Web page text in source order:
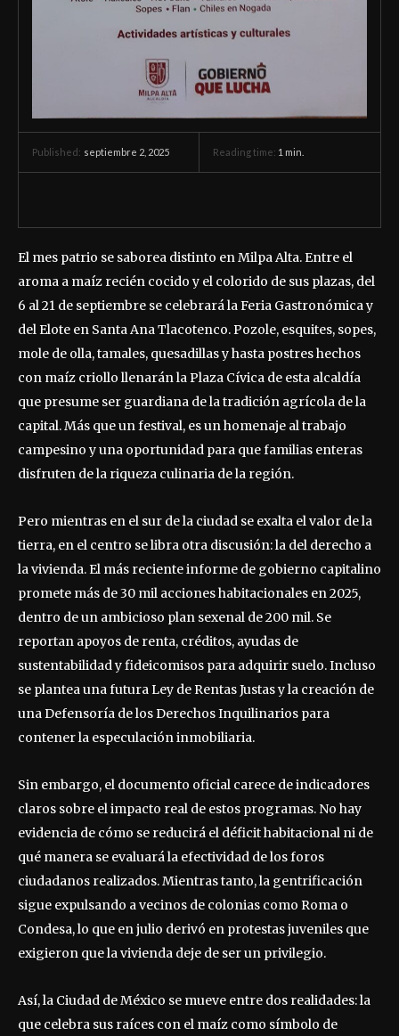
Published: septiembre 2, 2025 Reading time: 1 min.
El mes patrio se saborea distinto en Milpa Alta. Entre el
aroma a maíz recién cocido y el colorido de sus plazas, del
6 al 21 de septiembre se celebrará la Feria Gastronómica y
del Elote en Santa Ana Tlacotenco. Pozole, esquites, sopes,
mole de olla, tamales, quesadillas y hasta postres hechos
con maíz criollo llenarán la Plaza Cívica de esta alcaldía
que presume ser guardiana de la tradición agrícola de la
capital. Más que un festival, es un homenaje al trabajo
campesino y una oportunidad para que familias enteras
disfruten de la riqueza culinaria de la región.
Pero mientras en el sur de la ciudad se exalta el valor de la
tierra, en el centro se libra otra discusión: la del derecho a
la vivienda. El más reciente informe de gobierno capitalino
promete más de 30 mil acciones habitacionales en 2025,
dentro de un ambicioso plan sexenal de 200 mil. Se
reportan apoyos de renta, créditos, ayudas de
sustentabilidad y fideicomisos para adquirir suelo. Incluso
se plantea una futura Ley de Rentas Justas y la creación de
una Defensoría de los Derechos Inquilinarios para
contener la especulación inmobiliaria.
Sin embargo, el documento oficial carece de indicadores
claros sobre el impacto real de estos programas. No hay
evidencia de cómo se reducirá el déficit habitacional ni de
qué manera se evaluará la efectividad de los foros
ciudadanos realizados. Mientras tanto, la gentrificación
sigue expulsando a vecinos de colonias como Roma o
Condesa, lo que en julio derivó en protestas juveniles que
exigieron que la vivienda deje de ser un privilegio.
Así, la Ciudad de México se mueve entre dos realidades: la
que celebra sus raíces con el maíz como símbolo de